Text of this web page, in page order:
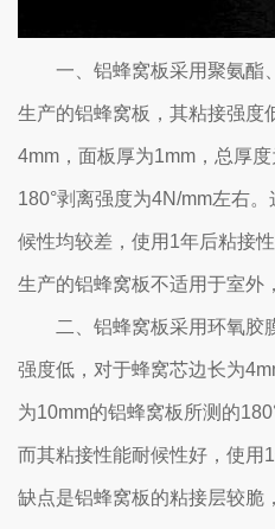
一、铝蜂窝板采用聚氨酯
生产的铝蜂窝板，其粘接强度
4mm，面板厚为1mm，总厚
180°剥离强度为4N/mm左右
候性均较差，使用1年后粘接
生产的铝蜂窝板不适用于室外
二、铝蜂窝板采用环氧胶
强度低，对于蜂窝芯边长为
为10mm的铝蜂窝板所测的
而其粘接性能耐候性好，使用
缺点是铝蜂窝板的粘接层较脆